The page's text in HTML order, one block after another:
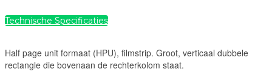
Technische Specificaties
Half page unit formaat (HPU), filmstrip. Groot, verticaal dubbele
rectangle die bovenaan de rechterkolom staat.